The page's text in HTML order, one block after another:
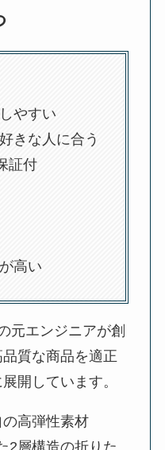
やすい
きな人に合う
証付
高い
元エンジニアが創
質な商品を適正
開しています。
高弾性素材
2層構造の折りた